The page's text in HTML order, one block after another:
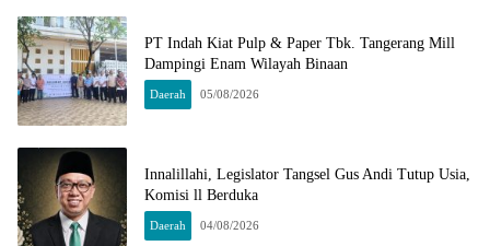
PT Indah Kiat Pulp & Paper Tbk. Tangerang Mill
Dampingi Enam Wilayah Binaan
Daerah 05/08/2026
Innalillahi, Legislator Tangsel Gus Andi Tutup Usia,
Komisi ll Berduka
Daerah 04/08/2026